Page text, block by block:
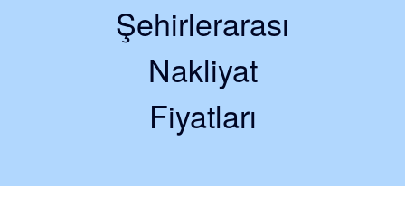
Şehirlerarası
Nakliyat
Fiyatları